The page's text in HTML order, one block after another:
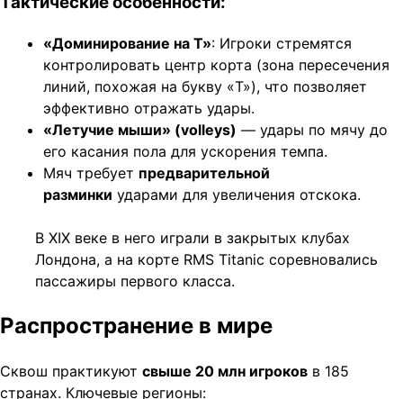
«Доминирование на Т»: Игроки стремятся
контролировать центр корта (зона пересечения
линий, похожая на букву «T»), что позволяет
эффективно отражать удары.
«Летучие мыши» (volleys) — удары по мячу до
его касания пола для ускорения темпа.
Мяч требует предварительной
разминки ударами для увеличения отскока.
В XIX веке в него играли в закрытых клубах
Лондона, а на корте RMS Titanic соревновались
пассажиры первого класса.
Распространение в мире
Сквош практикуют свыше 20 млн игроков в 185
странах. Ключевые регионы: